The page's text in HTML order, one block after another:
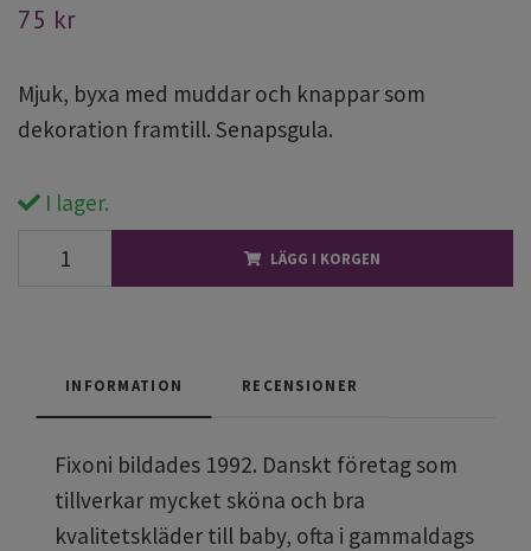
75 kr
Mjuk, byxa med muddar och knappar som
dekoration framtill. Senapsgula.
I lager.
LÄGG I KORGEN
INFORMATION RECENSIONER
Fixoni bildades 1992. Danskt företag som
tillverkar mycket sköna och bra
kvalitetskläder till baby, ofta i gammaldags